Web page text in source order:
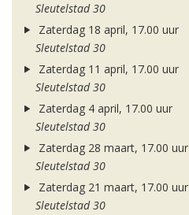
Sleutelstad 30
Zaterdag 18 april, 17.00 uur
Sleutelstad 30
Zaterdag 11 april, 17.00 uur
Sleutelstad 30
Zaterdag 4 april, 17.00 uur
Sleutelstad 30
Zaterdag 28 maart, 17.00 uur
Sleutelstad 30
Zaterdag 21 maart, 17.00 uur
Sleutelstad 30